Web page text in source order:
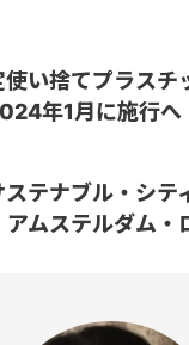
使い捨てプラスチ
年1月に施行へ
テナブル・シテ
ムステルダム・